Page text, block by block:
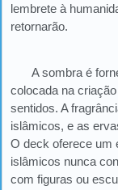
lembrete à
retornarão.
A sombra é
colocada na
sentidos. A
islâmicos, e as
O deck oferece um
islâmicos nunca
com figuras ou